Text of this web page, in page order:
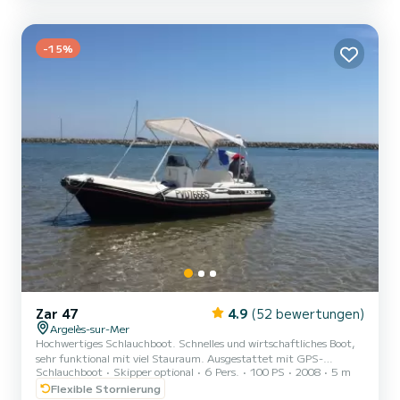
-15%
Zar 47 4.9 (52 bewertungen)
Argelès-sur-Mer
Hochwertiges Schlauchboot. Schnelles und wirtschaftliches Boot,
sehr funktional mit viel Stauraum. Ausgestattet mit GPS-
Fishfinder, Sonnendach, Tisch für 4 Personen, zwei großen
Sonnenliegen... Perfekt für einen Tag mit der Familie oder
Schlauchboot Skipper optional 6 Pers. 100 PS 2008
5 m
Flexible Stornierung